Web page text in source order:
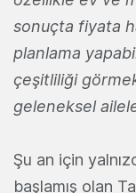
sonuçta fiyata
planlama
çeşitliliği
geleneksel
Şu an için
başlamış olan